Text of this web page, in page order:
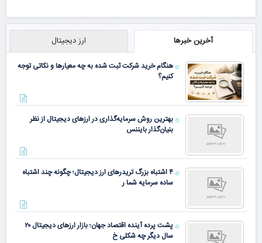
آخرین خبرها ارز دیجیتال
هنگام خرید شرکت ثبت شده به چه معیارها و نکاتی توجه
کنیم؟
بهترین روش سرمایه‌گذاری در ارزهای دیجیتال از نظر
بنیان‌گذار بایننس
۴ اشتباه بزرگ تریدرهای ارز دیجیتال؛ چگونه چند اشتباه
ساده سرمایه شما ر
پشت پرده آینده اقتصاد جهان؛ بازار ارزهای دیجیتال ۲۰
سال دیگر چه شکلی خ